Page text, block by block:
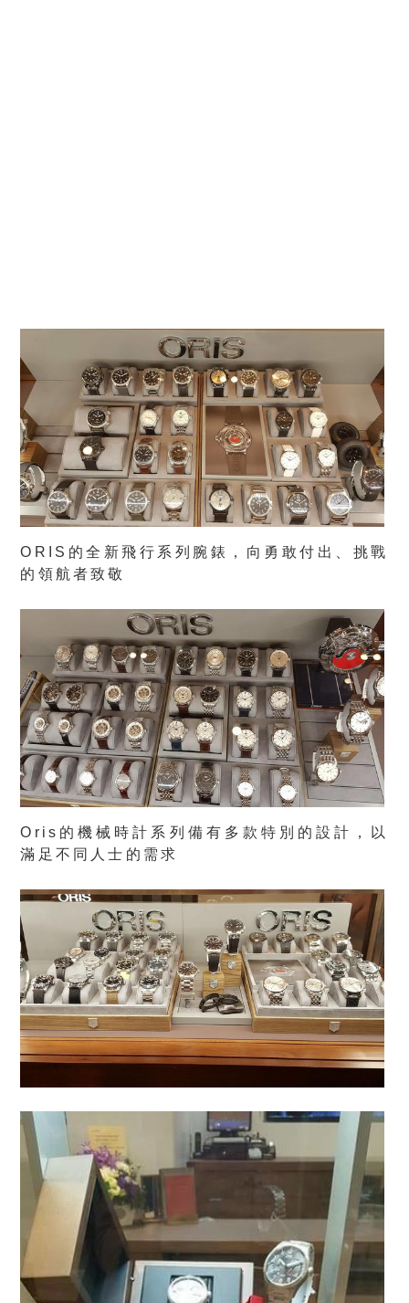
ORIS的全新飛行系列腕錶，向勇敢付出、挑戰
的領航者致敬
Oris的機械時計系列備有多款特別的設計，以
滿足不同人士的需求